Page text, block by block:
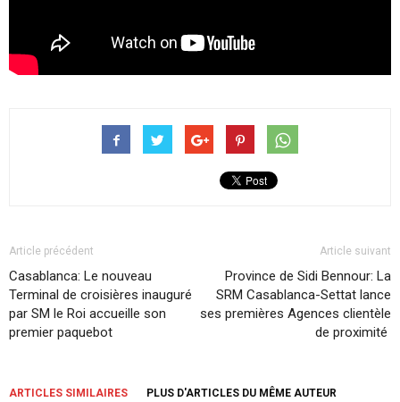
Article précédent
Casablanca: Le nouveau
Terminal de croisières inauguré
par SM le Roi accueille son
premier paquebot
Article suivant
Province de Sidi Bennour: La
SRM Casablanca-Settat lance
ses premières Agences clientèle
de proximité
ARTICLES SIMILAIRES PLUS D'ARTICLES DU MÊME AUTEUR